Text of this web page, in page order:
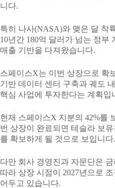
니다.
특히 나사(NASA)와 맺은 달 착
10년간 180억 달러가 넘는 정부
매출 기반을 다져왔습니다.
스페이스X는 이번 상장으로 확
기반 데이터 센터 구축과 궤도
핵심 사업에 투자한다는 계획입
현재 스페이스X 지분의 42%를
번 상장이 완료되면 테슬라 보
를 확보하게 될 것으로 보입니다.
다만 회사 경영진과 자문단은
따라 상장 시점이 2027년으로
어두고 있습니다.